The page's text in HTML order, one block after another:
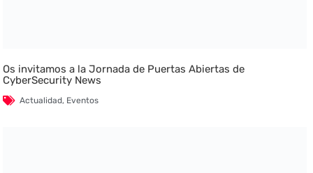
Os invitamos a la Jornada de Puertas Abiertas de
CyberSecurity News
Actualidad, Eventos